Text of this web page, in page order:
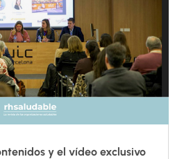
y el vídeo exclusivo